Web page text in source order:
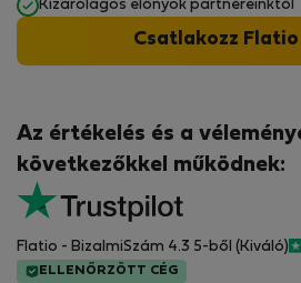
Az értékelés és a
következőkkel működnek:
Flatio - BizalmiSzám 4.3 5-ből (Kiváló)
ELLENŐRZÖTT CÉG
Kizárólagos előnyök partnereinktől
Csatlakozz Flatio